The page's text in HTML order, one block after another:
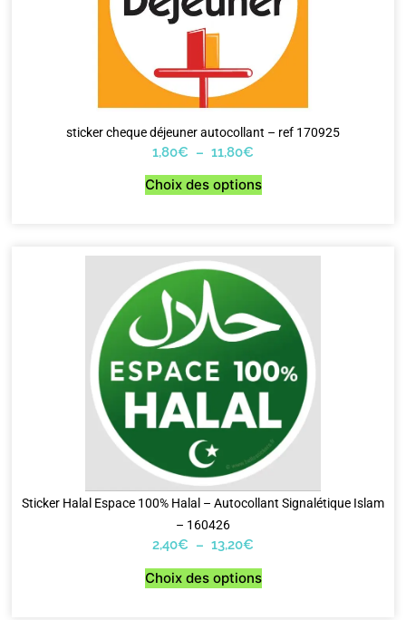
sticker cheque déjeuner autocollant – ref 170925
1,80€ – 11,80€
Choix des options
Sticker Halal Espace 100% Halal – Autocollant Signalétique Islam
– 160426
2,40€ – 13,20€
Choix des options